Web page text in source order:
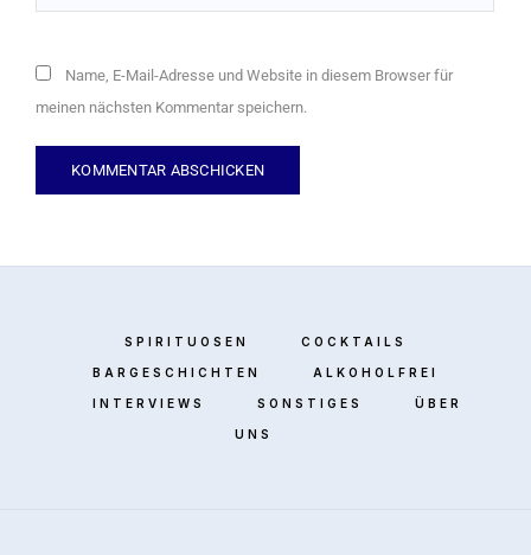
Name, E-Mail-Adresse und Website in diesem Browser für
meinen nächsten Kommentar speichern.
SPIRITUOSEN COCKTAILS
BARGESCHICHTEN ALKOHOLFREI
INTERVIEWS SONSTIGES ÜBER
UNS